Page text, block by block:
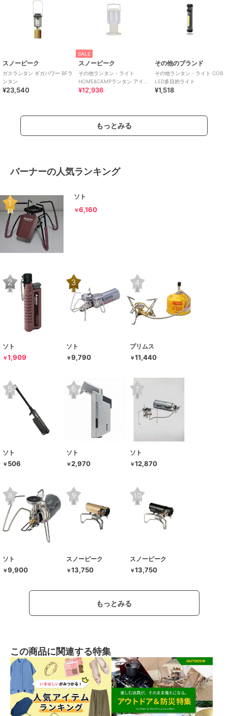
スノーピーク
ガスランタン ギガパワー BFラ
ンタン
¥23,540
SALE
スノーピーク
その他ランタン・ライト
HOME&CAMPランタン アイボ
リー
¥12,936
その他のブランド
その他ランタン・ライト COB
LED多目的ライト
¥1,518
もっとみる
バーナーの人気ランキング
ソト
￥6,160
ソト
￥1,909
ソト
￥9,790
プリムス
￥11,440
ソト
￥ 506
ソト
￥2,970
ソト
￥12,870
ソト
￥9,900
スノーピーク
￥13,750
スノーピーク
￥13,750
もっとみる
この商品に関連する特集